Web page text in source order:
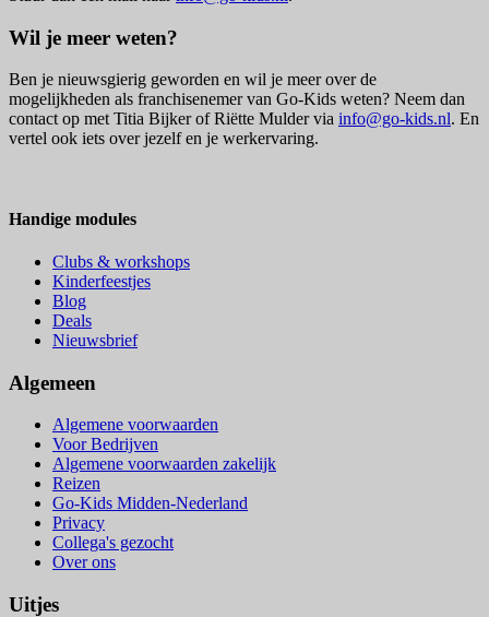
Wil je meer weten?
Ben je nieuwsgierig geworden en wil je meer over de
mogelijkheden als franchisenemer van Go-Kids weten? Neem dan
contact op met Titia Bijker of Riëtte Mulder via info@go-kids.nl. En
vertel ook iets over jezelf en je werkervaring.
Handige modules
Clubs & workshops
Kinderfeestjes
Blog
Deals
Nieuwsbrief
Algemeen
Algemene voorwaarden
Voor Bedrijven
Algemene voorwaarden zakelijk
Reizen
Go-Kids Midden-Nederland
Privacy
Collega's gezocht
Over ons
Uitjes